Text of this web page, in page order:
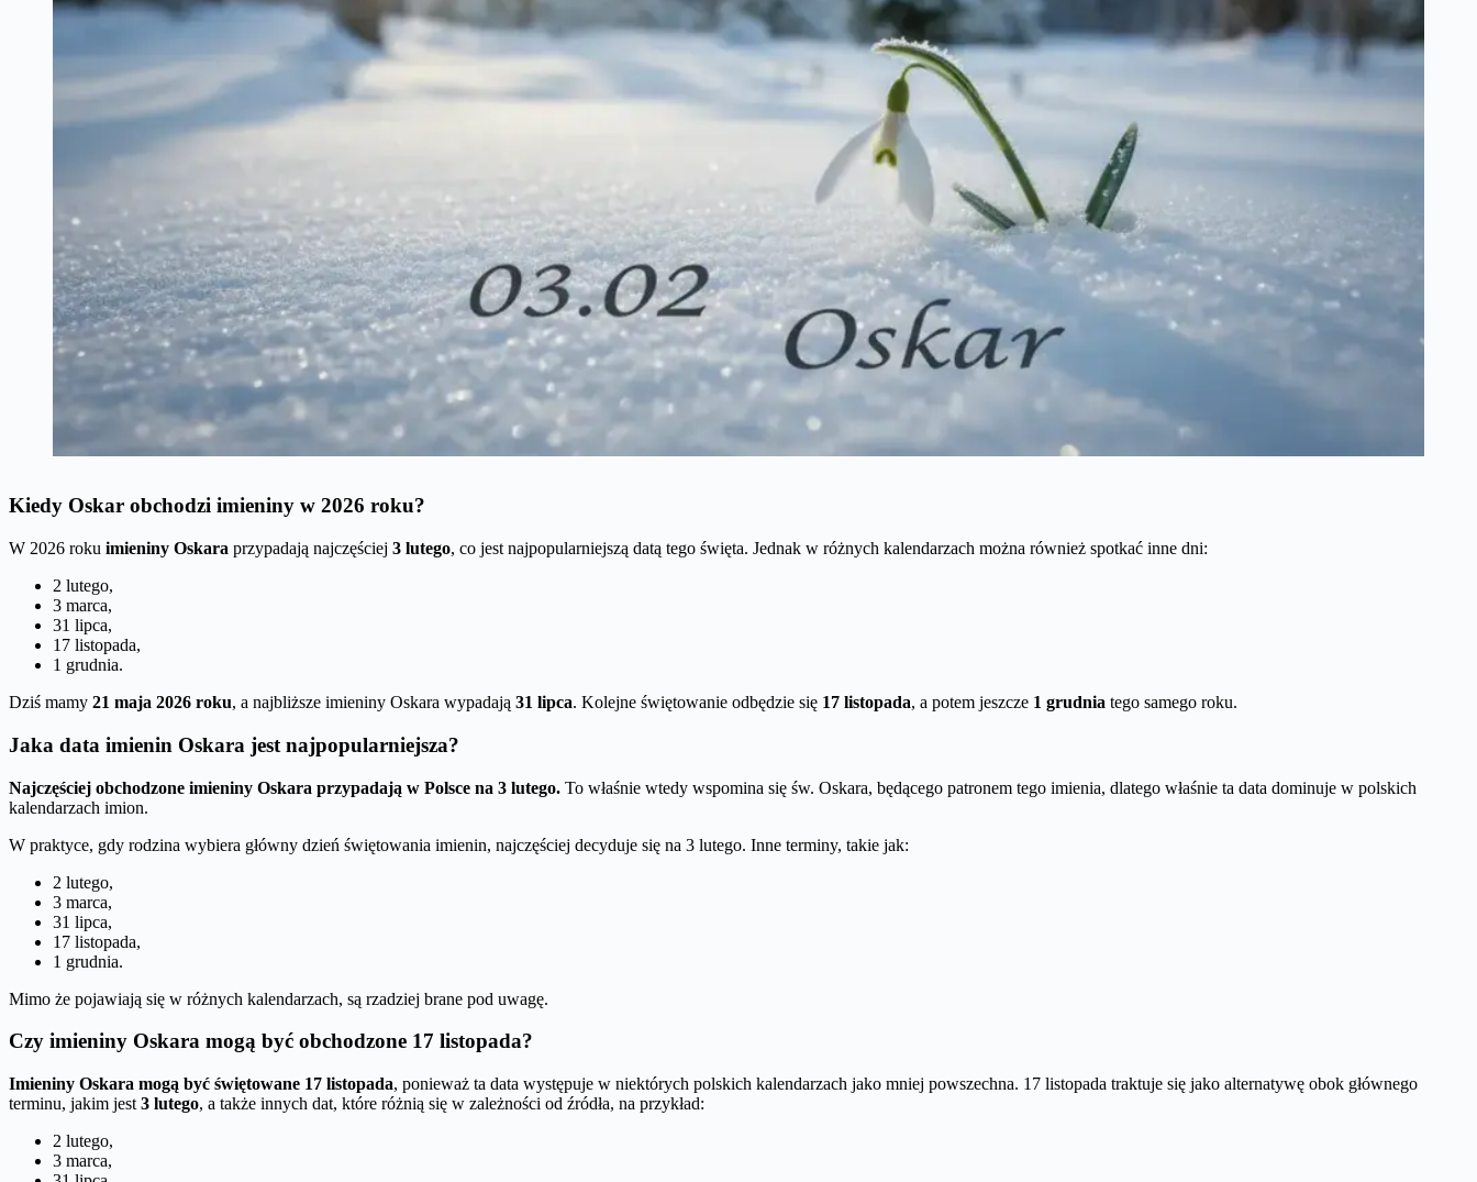
Kiedy Oskar obchodzi imieniny w 2026 roku?
W 2026 roku imieniny Oskara przypadają najczęściej 3 lutego, co jest najpopularniejszą datą tego święta. Jednak w różnych kalendarzach można również spotkać inne dni:
2 lutego,
3 marca,
31 lipca,
17 listopada,
1 grudnia.
Dziś mamy 21 maja 2026 roku, a najbliższe imieniny Oskara wypadają 31 lipca. Kolejne świętowanie odbędzie się 17 listopada, a potem jeszcze 1 grudnia tego samego roku.
Jaka data imienin Oskara jest najpopularniejsza?
Najczęściej obchodzone imieniny Oskara przypadają w Polsce na 3 lutego. To właśnie wtedy wspomina się św. Oskara, będącego patronem tego imienia, dlatego właśnie ta data dominuje w polskich
kalendarzach imion.
W praktyce, gdy rodzina wybiera główny dzień świętowania imienin, najczęściej decyduje się na 3 lutego. Inne terminy, takie jak:
2 lutego,
3 marca,
31 lipca,
17 listopada,
1 grudnia.
Mimo że pojawiają się w różnych kalendarzach, są rzadziej brane pod uwagę.
Czy imieniny Oskara mogą być obchodzone 17 listopada?
Imieniny Oskara mogą być świętowane 17 listopada, ponieważ ta data występuje w niektórych polskich kalendarzach jako mniej powszechna. 17 listopada traktuje się jako alternatywę obok głównego
terminu, jakim jest 3 lutego, a także innych dat, które różnią się w zależności od źródła, na przykład:
2 lutego,
3 marca,